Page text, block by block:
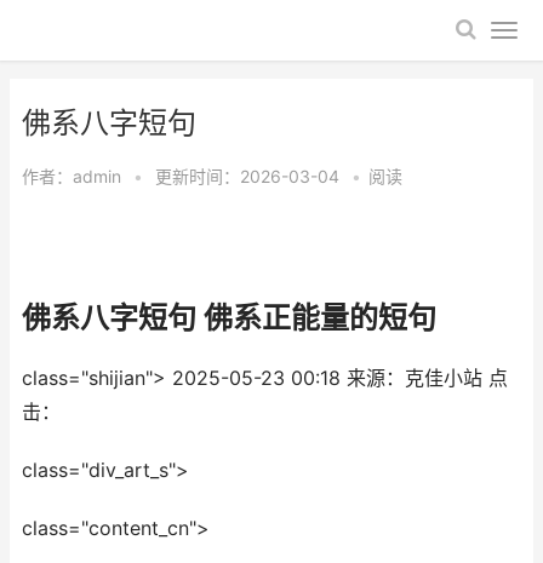
​佛系八字短句
作者： admin • 更新时间：2026-03-04 • 阅读
​佛系八字短句 佛系正能量的短句
class="shijian"> 2025-05-23 00:18 来源：克佳小站 点
击：
class="div_art_s">
class="content_cn">